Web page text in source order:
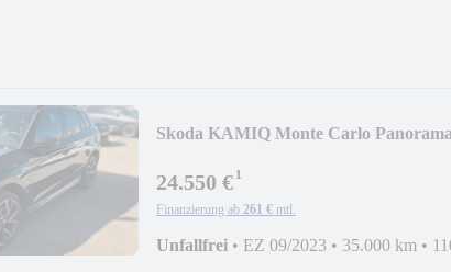
Skoda KAMIQ Monte Carlo
24.550 €¹
Finanzierung ab 261 € mtl.
Unfallfrei • EZ 09/2023 • 35.000 km •